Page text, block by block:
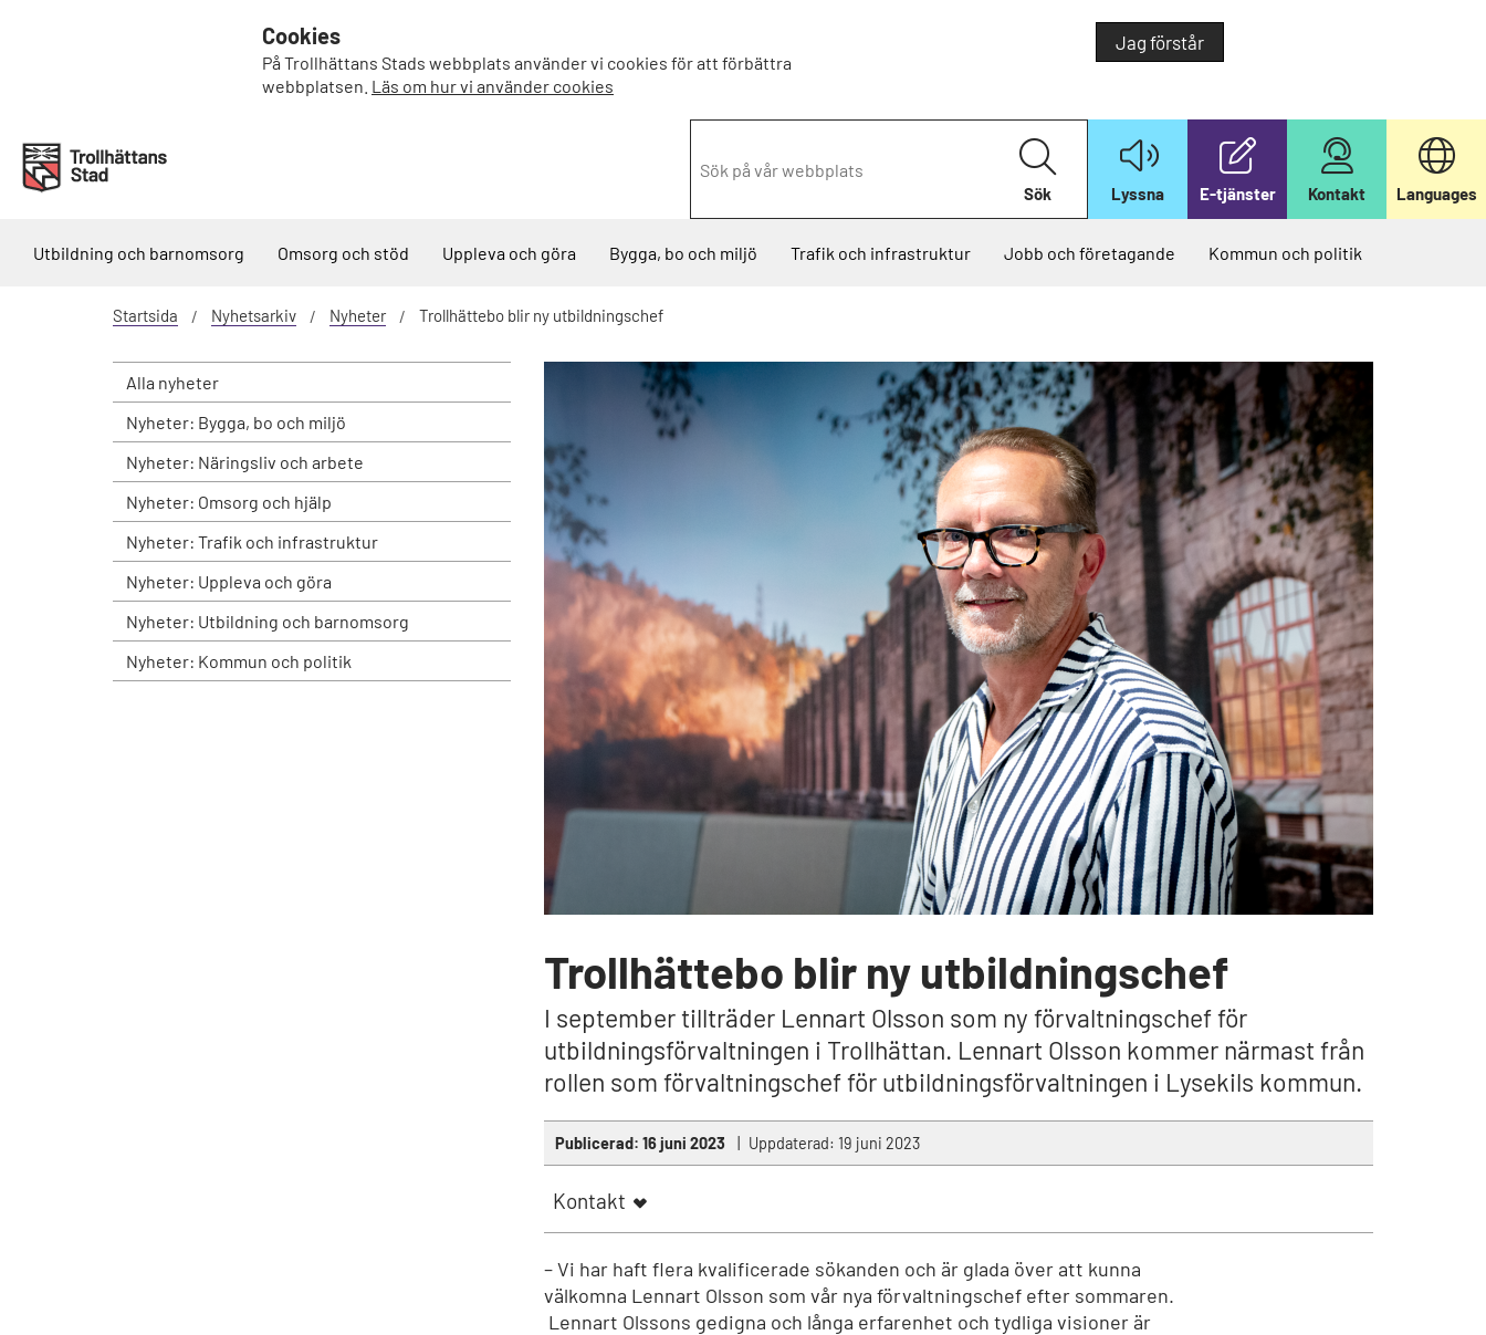
Cookies
På Trollhättans Stads webbplats använder vi cookies för att förbättra
webbplatsen. Läs om hur vi använder cookies
Jag förstår
å
p
l
a
t
s
Sök Lyssna E-tjänster Kontakt Languages
Utbildning och barnomsorg Omsorg och stöd Uppleva och göra Bygga, bo och miljö Trafik och infrastruktur Jobb och företagande Kommun och politik
Startsida Nyhetsarkiv Nyheter Trollhättebo blir ny utbildningschef
Alla nyheter
Nyheter: Bygga, bo och miljö
Nyheter: Näringsliv och arbete
Nyheter: Omsorg och hjälp
Nyheter: Trafik och infrastruktur
Nyheter: Uppleva och göra
Nyheter: Utbildning och barnomsorg
Nyheter: Kommun och politik
Trollhättebo blir ny utbildningschef
I september tillträder Lennart Olsson som ny förvaltningschef för
utbildningsförvaltningen i Trollhättan. Lennart Olsson kommer närmast från
rollen som förvaltningschef för utbildningsförvaltningen i Lysekils kommun.
Publicerad: 16 juni 2023 Uppdaterad: 19 juni 2023
Kontakt
– Vi har haft flera kvalificerade sökanden och är glada över att kunna
välkomna Lennart Olsson som vår nya förvaltningschef efter sommaren.
Lennart Olssons gedigna och långa erfarenhet och tydliga visioner är